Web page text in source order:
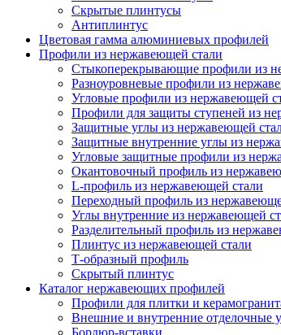
Скрытые плинтусы
Антиплинтус
Цветовая гамма алюминиевых профилей
Профили из нержавеющей стали
Стыкоперекрывающие профили из
Разноуровневые профили из
Угловые профили из нержавеющей
Профили для защиты ступеней из
Защитные углы из нержавеющей
Защитные внутренние углы из
Угловые защитные профили из
Окантовочный профиль из
L-профиль из нержавеющей стали
Переходный профиль из
Углы внутренние из нержавеющей
Разделительный профиль из
Плинтус из нержавеющей стали
Т-образный профиль
Скрытый плинтус
Каталог нержавеющих профилей
Профили для плитки и
Внешние и внутренние отделочные
Бордюр-вставки